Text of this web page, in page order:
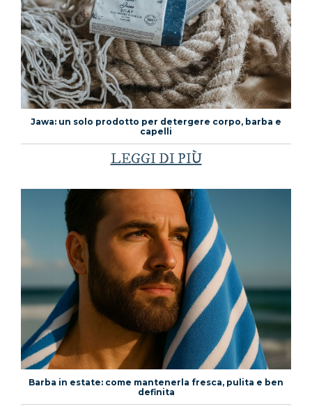
Jawa: un solo prodotto per detergere corpo, barba e
capelli
LEGGI DI PIÙ
Barba in estate: come mantenerla fresca, pulita e ben
definita